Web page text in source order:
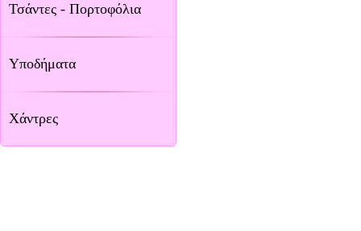
Τσάντες - Πορτοφόλια
Υποδήματα
Χάντρες